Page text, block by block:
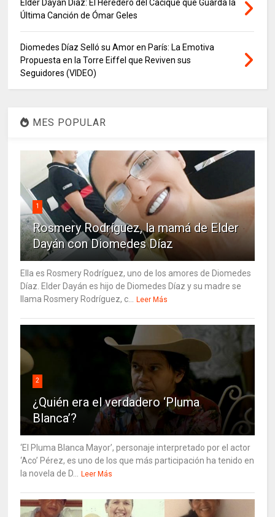
Elder Dayán Díaz: El Heredero del Cacique que Guarda la
Última Canción de Ómar Geles
Diomedes Díaz Selló su Amor en París: La Emotiva
Propuesta en la Torre Eiffel que Reviven sus
Seguidores (VIDEO)
MES POPULAR
1
Rosmery Rodríguez, la mamá de Elder
Dayán con Diomedes Díaz
Ella es Rosmery Rodríguez, uno de los amores de Diomedes
Díaz. Elder Dayán es hijo de Diomedes Díaz y su madre se
llama Rosmery Rodríguez, c...
Leer Más
2
¿Quién era el verdadero ‘Pluma
Blanca’?
‘El Pluma Blanca Mayor’, personaje interpretado por el actor
‘Aco’ Pérez, es uno de los que más participación ha tenido en
la novela de D...
Leer Más